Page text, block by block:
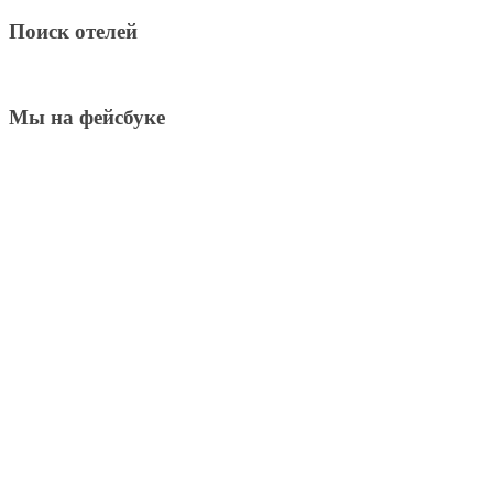
Поиск отелей
Мы на фейсбуке